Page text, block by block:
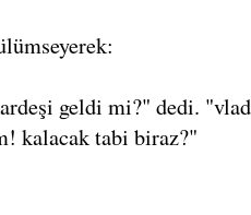
geldi mi?" dedi.
kalacak tabi biraz?"